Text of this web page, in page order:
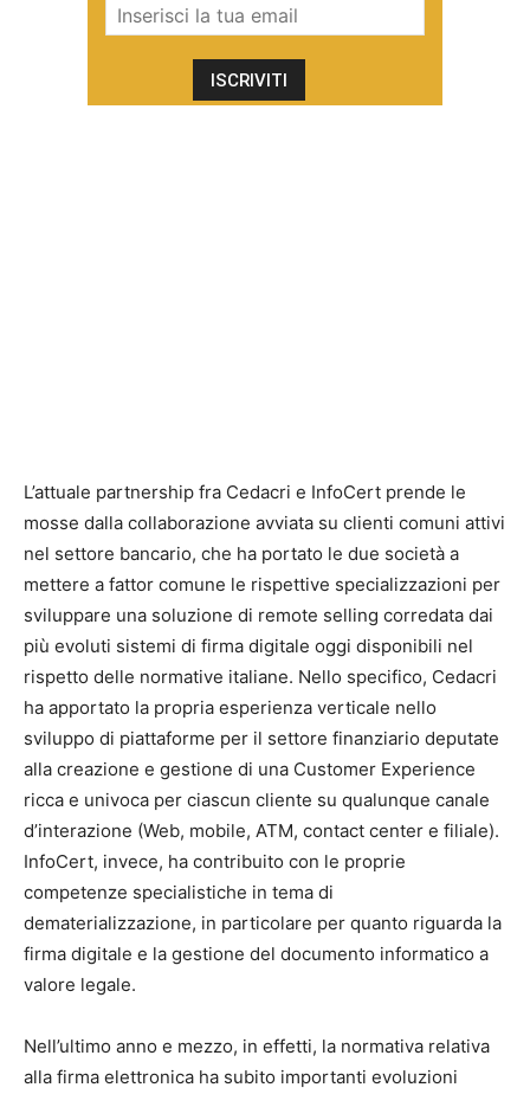
L’attuale partnership fra Cedacri e InfoCert prende le
mosse dalla collaborazione avviata su clienti comuni attivi
nel settore bancario, che ha portato le due società a
mettere a fattor comune le rispettive specializzazioni per
sviluppare una soluzione di remote selling corredata dai
più evoluti sistemi di firma digitale oggi disponibili nel
rispetto delle normative italiane. Nello specifico, Cedacri
ha apportato la propria esperienza verticale nello
sviluppo di piattaforme per il settore finanziario deputate
alla creazione e gestione di una Customer Experience
ricca e univoca per ciascun cliente su qualunque canale
d’interazione (Web, mobile, ATM, contact center e filiale).
InfoCert, invece, ha contribuito con le proprie
competenze specialistiche in tema di
dematerializzazione, in particolare per quanto riguarda la
firma digitale e la gestione del documento informatico a
valore legale.
Nell’ultimo anno e mezzo, in effetti, la normativa relativa
alla firma elettronica ha subito importanti evoluzioni